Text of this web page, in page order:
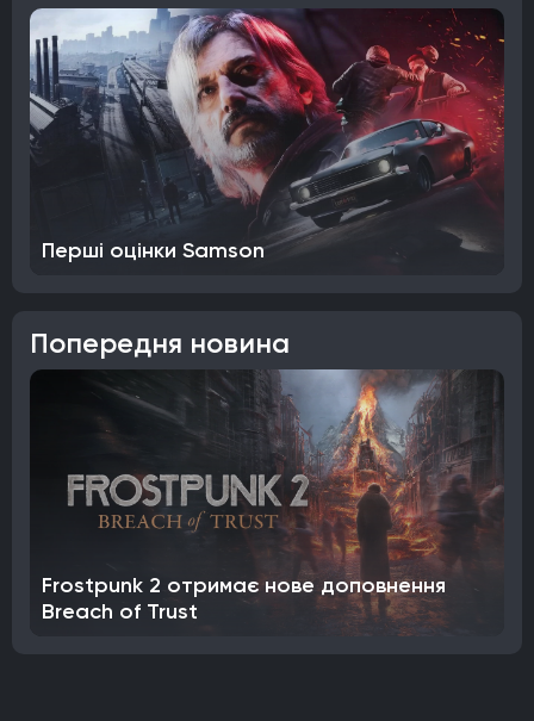
Перші оцінки Samson
Попередня новина
Frostpunk 2 отримає нове доповнення
Breach of Trust